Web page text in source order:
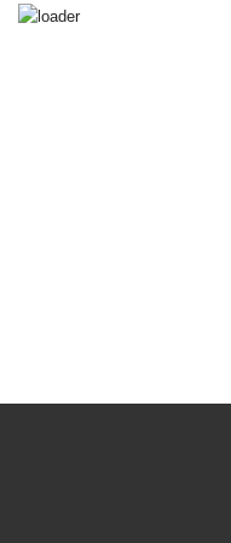
vom
zum
14, 2021
der Narrowboats ist eng mit der
englischen Kanäle verbunden.
wurden sie als